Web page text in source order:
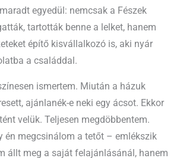
egyedül: nemcsak a Fészek
tartották benne a lelket, hanem
építő kisvállalkozó is, aki nyár
a családdal.
ismertem. Miután a házuk
ajánlanék-e neki egy ácsot. Ekkor
velük. Teljesen megdöbbentem.
én megcsinálom a tetőt – emlékszik
állt meg a saját felajánlásánál, hanem